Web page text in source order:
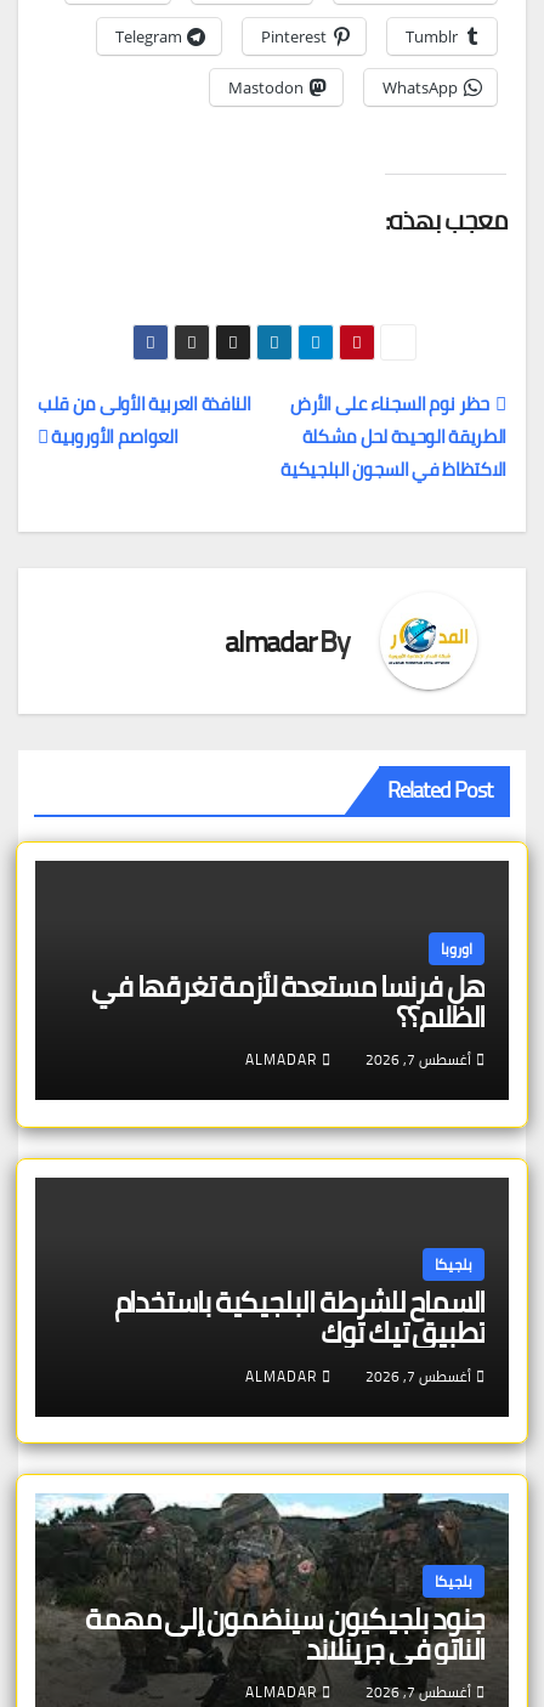
Tumblr
Pinterest
Telegram
WhatsApp
Mastodon
معجب بهذه:
تصفّح
المقالات
النافذة العربية الأولى من قلب
العواصم الأوروبية
حظر نوم السجناء على الأرض
الطريقة الوحيدة لحل مشكلة
الاكتظاظ في السجون البلجيكية
By
almadar
Related Post
اوروبا
هل فرنسا مستعدة لأزمة تغرقها في
الظلام؟؟
أغسطس 7, 2026 ALMADAR
بلجيكا
السماح للشرطة البلجيكية باستخدام
تطبيق تيك توك
أغسطس 7, 2026 ALMADAR
بلجيكا
جنود بلجيكيون سينضمون إلى مهمة
الناتو في جرينلاند
أغسطس 7, 2026 ALMADAR